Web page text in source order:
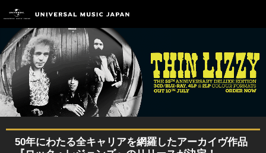
50年にわたる全キャリアを網羅したアーカイヴ作品